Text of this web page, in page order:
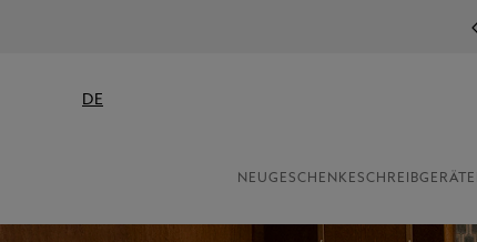
DE
NEUGESCHENKESCHREIBGERÄTE